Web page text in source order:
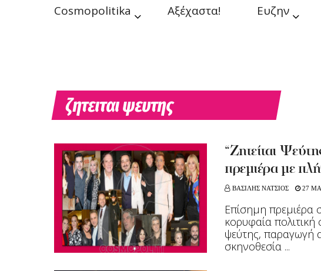
Cosmopolitika Αξέχαστα! Ευζην
ζητειται ψευτης
“Ζητείται
πρεμιέρα με
ΒΑΣΙΛΗΣ ΝΑΤΣΙΟΣ 27
Eπίσημη πρεμιέρα
κορυφαία
ψεύτης, παραγωγή
σκηνοθεσία ...